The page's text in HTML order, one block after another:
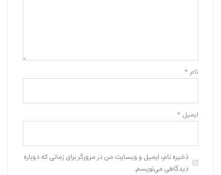
نام *
ایمیل *
ذخیره نام، ایمیل و وبسایت من در مرورگر برای زمانی که دوباره
دیدگاهی می‌نویسم.